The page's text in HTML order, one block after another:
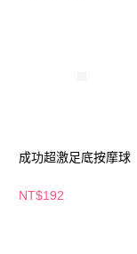
是否繳費成功／繳費後
客戶支援中心」https://
【注意事項】
每筆NT$65，滿
7-11取貨付款
成功超激足底按摩球
NT$192